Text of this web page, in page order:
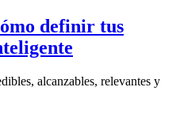
definir tus
alcanzables, relevantes y